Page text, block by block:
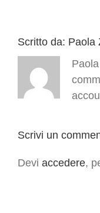
Scritto da: Paola
Scrivi un
Devi accedere,